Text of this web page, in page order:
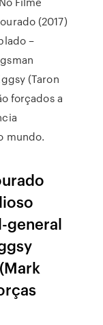
(2017)
–
(Taron
forçados a
mundo.
general